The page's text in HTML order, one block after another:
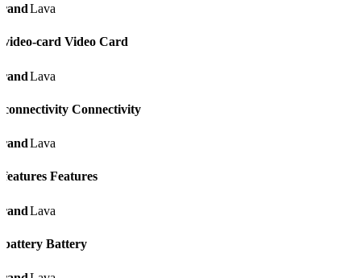
Lava
Video Card
Lava
Connectivity
Lava
Features
Lava
Battery